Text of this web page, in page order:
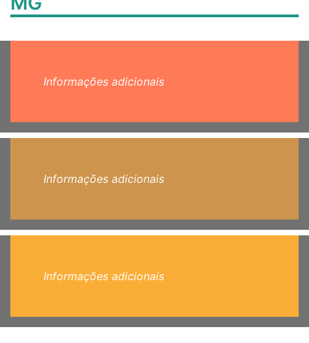
Informações adicionais
Informações adicionais
Informações adicionais